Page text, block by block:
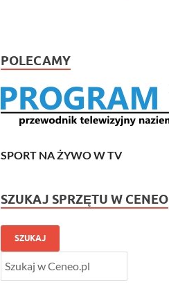
POLECAMY
SPORT NA ŻYWO W TV
SZUKAJ SPRZĘTU W CENEO
SZUKAJ